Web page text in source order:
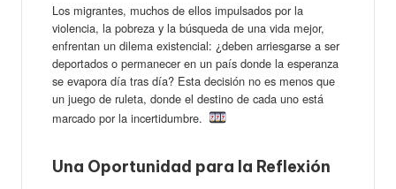
Los migrantes, muchos de ellos impulsados por la
violencia, la pobreza y la búsqueda de una vida mejor,
enfrentan un dilema existencial: ¿deben arriesgarse a ser
deportados o permanecer en un país donde la esperanza
se evapora día tras día? Esta decisión no es menos que
un juego de ruleta, donde el destino de cada uno está
marcado por la incertidumbre.
Una Oportunidad para la Reflexión